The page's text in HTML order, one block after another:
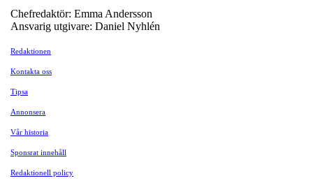
Chefredaktör: Emma Andersson
Ansvarig utgivare: Daniel Nyhlén
Redaktionen
Kontakta oss
Tipsa
Annonsera
Vår historia
Sponsrat innehåll
Redaktionell policy